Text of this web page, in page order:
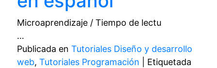
Microaprendizaje / Tiempo de lectu
…
Publicada en Tutoriales Diseño y desarrollo
web, Tutoriales Programación
Etiquetada